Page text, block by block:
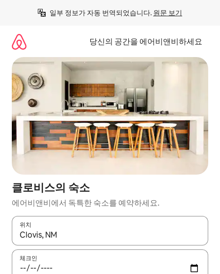
일부 정보가 자동 번역되었습니다. 원문 보기
당신의 공간을 에어비앤비하세요
클로비스의 숙소
에어비앤비에서 독특한 숙소를 예약하세요.
위치
결과가 나오면 위·아래 화살표 키를 사용하거나 터치 또는 스와이
체크인